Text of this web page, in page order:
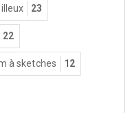
23
22
à sketches 12